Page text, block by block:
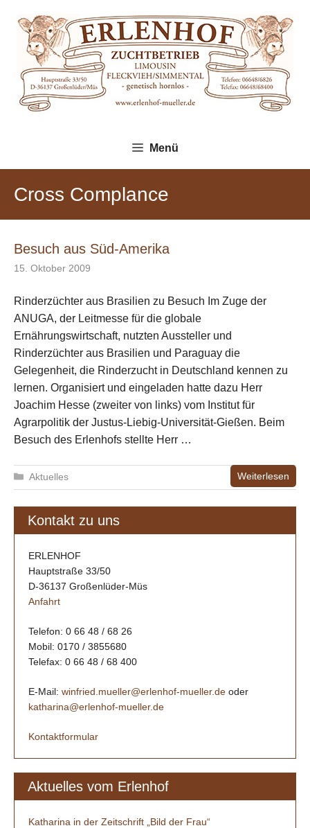
Inhalt
springen
Menü
Cross Complance
Besuch aus Süd-Amerika
15. Oktober 2009
Rinderzüchter aus Brasilien zu Besuch Im Zuge der
ANUGA, der Leitmesse für die globale
Ernährungswirtschaft, nutzten Aussteller und
Rinderzüchter aus Brasilien und Paraguay die
Gelegenheit, die Rinderzucht in Deutschland kennen zu
lernen. Organisiert und eingeladen hatte dazu Herr
Joachim Hesse (zweiter von links) vom Institut für
Agrarpolitik der Justus-Liebig-Universität-Gießen. Beim
Besuch des Erlenhofs stellte Herr …
Weiterlesen
Kategorien
Aktuelles
Kontakt zu uns
ERLENHOF
Hauptstraße 33/50
D-36137 Großenlüder-Müs
Anfahrt
Telefon: 0 66 48 / 68 26
Mobil: 0170 / 3855680
Telefax: 0 66 48 / 68 400
E-Mail: winfried.mueller@erlenhof-mueller.de oder
katharina@erlenhof-mueller.de
Kontaktformular
Aktuelles vom Erlenhof
Katharina in der Zeitschrift „Bild der Frau“